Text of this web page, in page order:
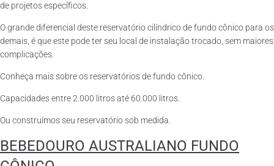
de projetos específicos.
O grande diferencial deste reservatório cilíndrico de fundo cônico para os
demais, é que este pode ter seu local de instalação trocado, sem maiores
complicações.
Conheça mais sobre os reservatórios de fundo cônico.
Capacidades entre 2.000 litros até 60.000 litros.
Ou construímos seu reservatório sob medida.
BEBEDOURO AUSTRALIANO FUNDO